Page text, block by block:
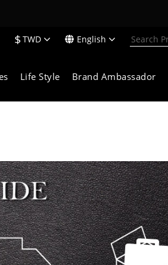
$ TWD English
Life Style Brand Ambassador